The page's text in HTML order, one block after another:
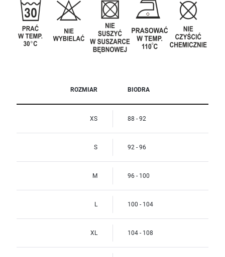
ROZMIAR BIODRA
XS 88 - 92
S 92 - 96
M 96 - 100
L 100 - 104
XL 104 - 108